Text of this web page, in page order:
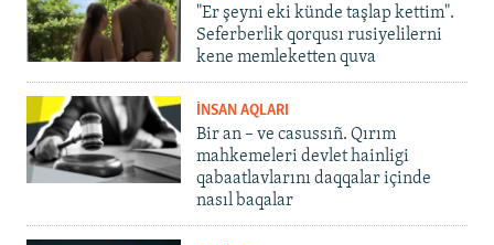
"Er şeyni eki künde taşlap kettim".
Seferberlik qorqusı rusiyelilerni
kene memleketten quva
İNSAN AQLARI
Bir an – ve casussıñ. Qırım
mahkemeleri devlet hainligi
qabaatlavlarını daqqalar içinde
nasıl baqalar